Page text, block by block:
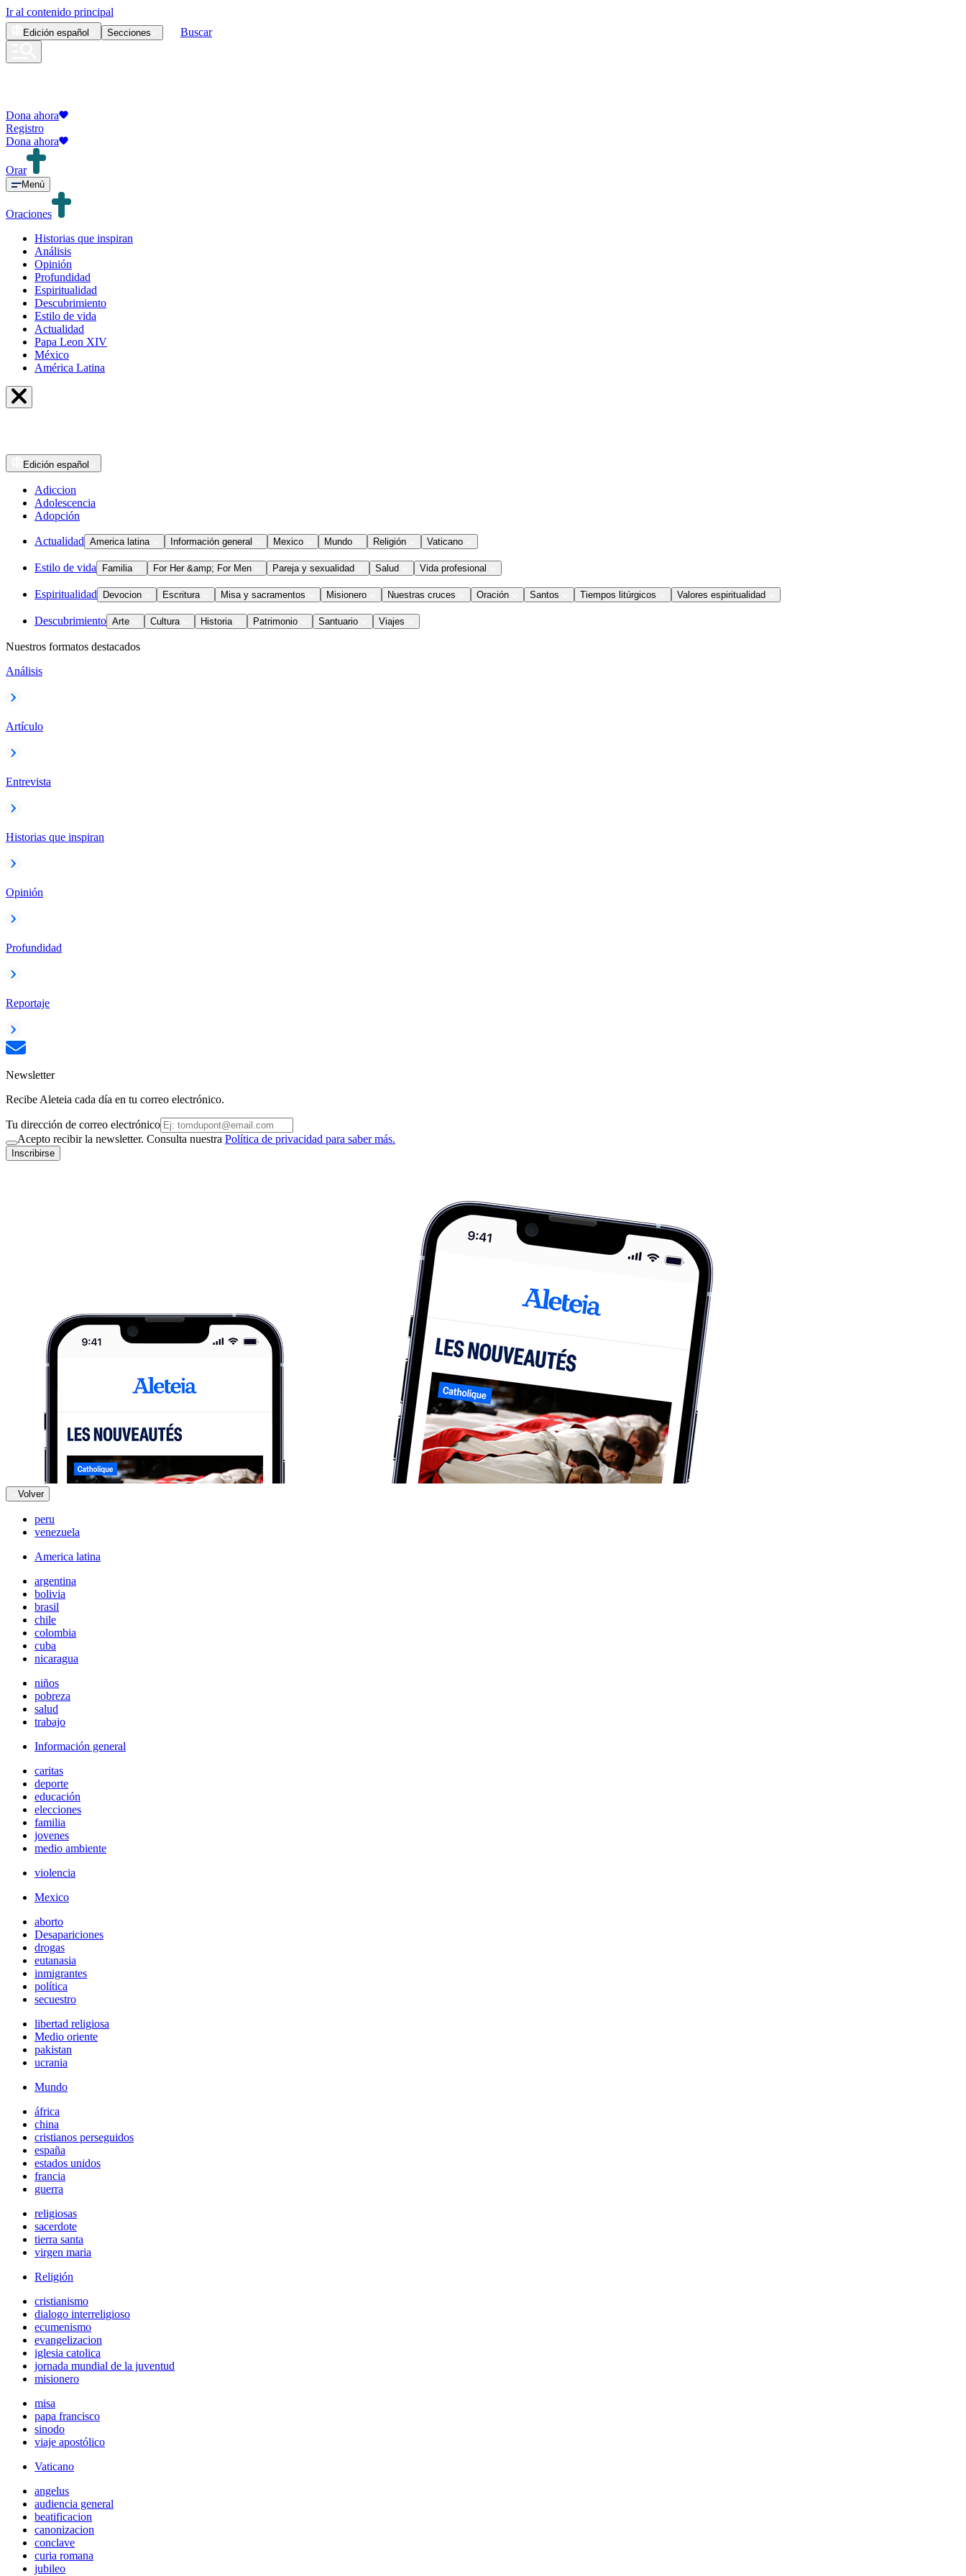
Ir al contenido principal
Edición español Secciones Buscar
Dona ahora
Registro
Dona ahora
Orar
Menú
Oraciones
Historias que inspiran
Análisis
Opinión
Profundidad
Espiritualidad
Descubrimiento
Estilo de vida
Actualidad
Papa Leon XIV
México
América Latina
Edición español
Adiccion
Adolescencia
Adopción
Actualidad America latina Información general Mexico Mundo Religión Vaticano
Estilo de vida Familia For Her &amp; For Men Pareja y sexualidad Salud Vida profesional
Espiritualidad Devocion Escritura Misa y sacramentos Misionero Nuestras cruces Oración Santos Tiempos litúrgicos Valores espiritualidad
Descubrimiento Arte Cultura Historia Patrimonio Santuario Viajes
Nuestros formatos destacados
Análisis
Artículo
Entrevista
Historias que inspiran
Opinión
Profundidad
Reportaje
Newsletter
Recibe Aleteia cada día en tu correo electrónico.
Tu dirección de correo electrónico
Acepto recibir la newsletter. Consulta nuestra Política de privacidad para saber más.
Inscribirse
Volver
peru
venezuela
America latina
argentina
bolivia
brasil
chile
colombia
cuba
nicaragua
niños
pobreza
salud
trabajo
Información general
caritas
deporte
educación
elecciones
familia
jovenes
medio ambiente
violencia
Mexico
aborto
Desapariciones
drogas
eutanasia
inmigrantes
política
secuestro
libertad religiosa
Medio oriente
pakistan
ucrania
Mundo
áfrica
china
cristianos perseguidos
españa
estados unidos
francia
guerra
religiosas
sacerdote
tierra santa
virgen maria
Religión
cristianismo
dialogo interreligioso
ecumenismo
evangelizacion
iglesia catolica
jornada mundial de la juventud
misionero
misa
papa francisco
sinodo
viaje apostólico
Vaticano
angelus
audiencia general
beatificacion
canonizacion
conclave
curia romana
jubileo